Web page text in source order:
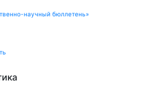
научный бюллетень»